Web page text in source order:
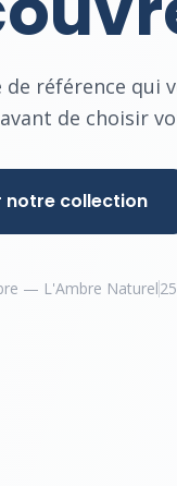
de référence qui
de choisir
notre collection
— L'Ambre Naturel